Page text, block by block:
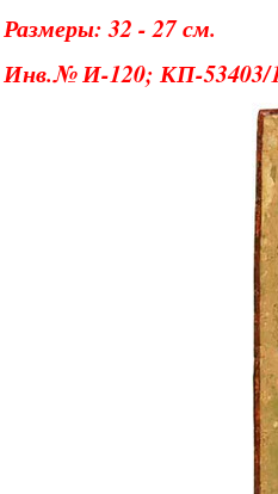
Размеры: 32 - 27 см.
Инв.№ И-120; КП-53403/